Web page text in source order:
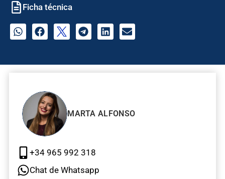
Ficha técnica
MARTA ALFONSO
+34 965 992 318
Chat de Whatsapp